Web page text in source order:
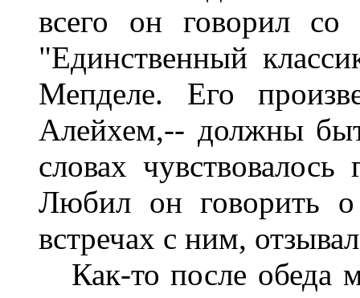
всего он говорил
"Единственный
Мепделе. Его
Алейхем,-- должны
словах
Любил он говорить о
встречах с ним,
Как-то после обеда